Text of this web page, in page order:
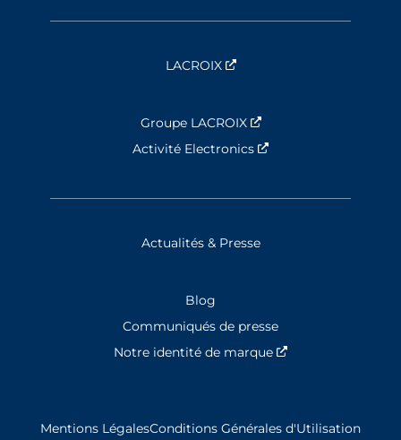
LACROIX Nouvelle fenêtre
Groupe LACROIX
Nouvelle fenêtre
Activité Electronics
Actualités & Presse
Blog
Communiqués de presse
Notre identité de marque
Mentions LégalesConditions Générales d'Utilisation